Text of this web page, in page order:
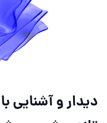
دیدار و آشنایی با